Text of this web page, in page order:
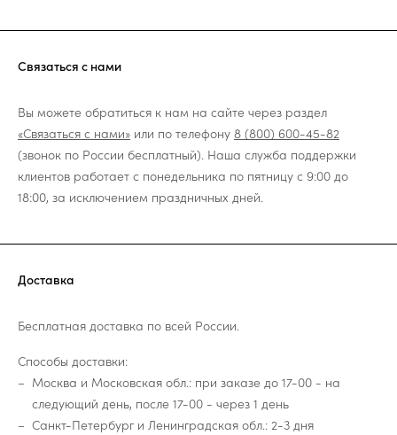
Связаться с нами
Вы можете обратиться к нам на сайте через раздел
«Связаться с нами» или по телефону 8 (800) 600-45-82
(звонок по России бесплатный). Наша служба поддержки
клиентов работает с понедельника по пятницу с 9:00 до
18:00, за исключением праздничных дней.
Доставка
Бесплатная доставка по всей России.
Способы доставки:
Москва и Московская обл.: при заказе до 17-00 - на
следующий день, после 17-00 - через 1 день
Санкт-Петербург и Ленинградская обл.: 2-3 дня